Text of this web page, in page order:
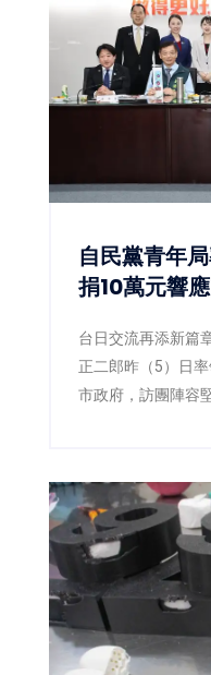
自民黨青年
捐10萬元響
台日交流再添新篇
正二郎昨（5）日
市政府，訪團陣容
恩恩熱情接待，雙
未來合作交換意見
災情。黃偉哲更宣
元，響應台南市政
案」，盼凝聚更多
建。